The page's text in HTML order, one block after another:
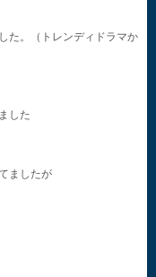
た。（トレンディドラマか
した
ましたが